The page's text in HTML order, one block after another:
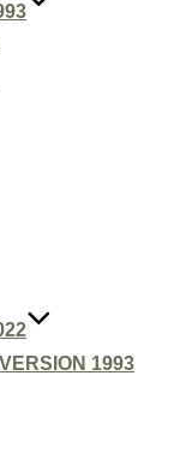
1993